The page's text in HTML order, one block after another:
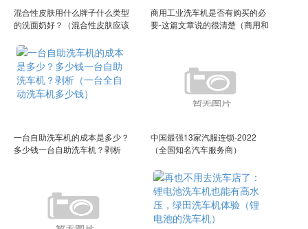
混合性皮肤用什么牌子什么类型
的洗面奶好？（混合性皮肤应该
商用工业洗车机是否有购买的必
要-这篇文章说的很清楚（商用和
一台自助洗车机的成本是多少？
多少钱一台自助洗车机？剥析
中国最强13家汽服连锁-2022
（全国知名汽车服务商）